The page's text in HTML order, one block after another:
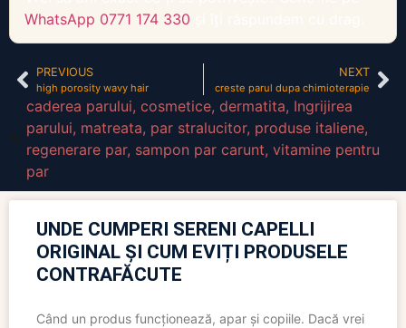
WhatsApp 0771 174 330
PREVIOUS
high porosity wavy hair
NEXT
creste parul dupa chimioterapie
caderea parului, cosmetice, dermatita, Ingrijirea
parului, matreata, par stralucitor, produse italiene,
regenerare par, sampon par carunt, vitamine pentru
par
UNDE CUMPERI SERENI CAPELLI
ORIGINAL ȘI CUM EVIȚI PRODUSELE
CONTRAFĂCUTE
Când un produs funcționează, apar și copiile. Dacă vrei